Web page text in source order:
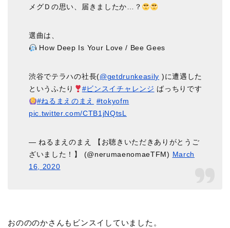
メグＤの思い、届きましたか…？
選曲は、
How Deep Is Your Love / Bee Gees
渋谷でテラハの社長(@getdrunkeasily )に遭遇した
というふたり
#ビンスイチャレンジ ばっちりです
#ねるまえのまえ
#tokyofm
pic.twitter.com/CTB1jNQtsL
— ねるまえのまえ 【お聴きいただきありがとうご
ざいました！】 (@nerumaenomaeTFM) March
16, 2020
おのののかさんもビンスイしていました。